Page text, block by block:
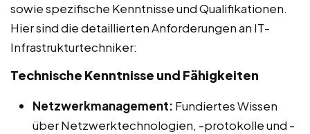
sowie spezifische Kenntnisse und Qualifikationen.
Hier sind die detaillierten Anforderungen an IT-
Infrastrukturtechniker:
Technische Kenntnisse und Fähigkeiten
Netzwerkmanagement: Fundiertes Wissen
über Netzwerktechnologien, -protokolle und -